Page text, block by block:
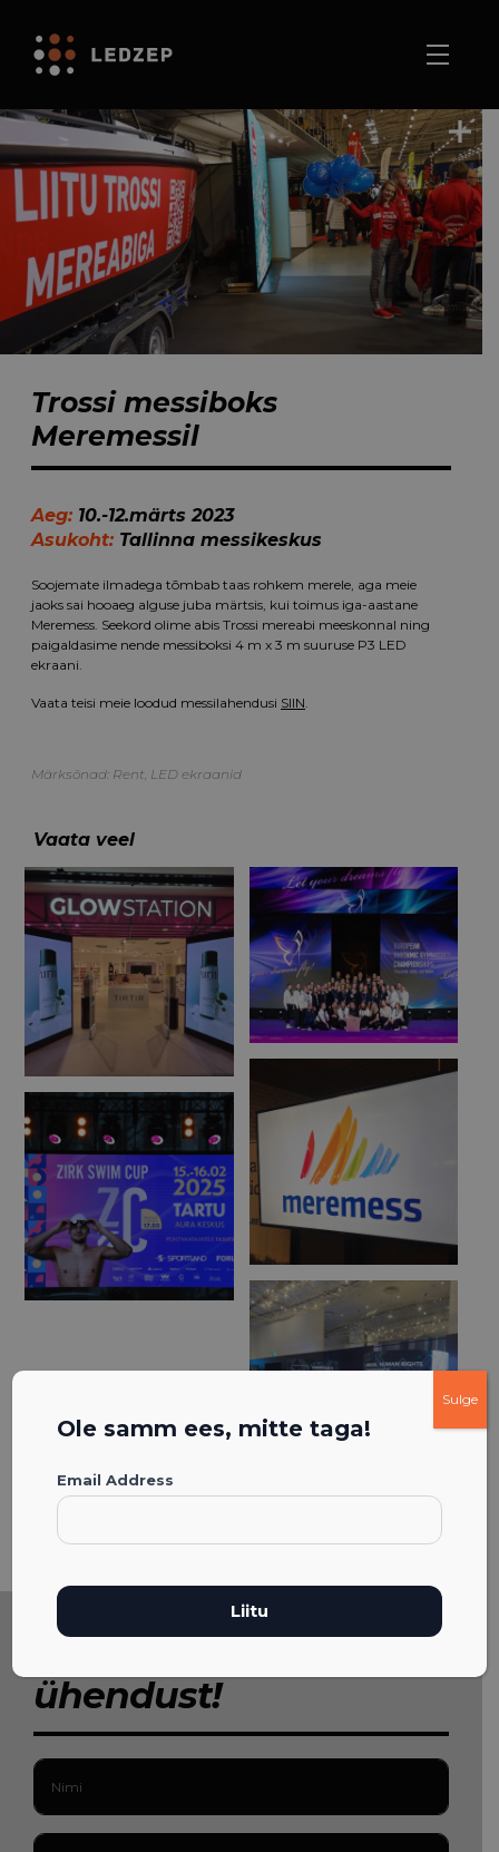
Trossi messiboks
Meremessil
Aeg: 10.-12.märts 2023
Asukoht: Tallinna messikeskus
Soojemate ilmadega tõmbab taas rohkem merele, aga meie
jaoks sai hooaeg alguse juba märtsis, kui toimus iga-aastane
Meremess. Seekord olime abis Trossi mereabi meeskonnal ning
paigaldasime nende messiboksi 4 m x 3 m suuruse P3 LED
ekraani.
Vaata teisi meie loodud messilahendusi SIIN.
Märksõnad: Rent, LED ekraanid
Vaata veel
Võta meiega
ühendust!
Ole samm ees, mitte taga!
Email Address
Sulge